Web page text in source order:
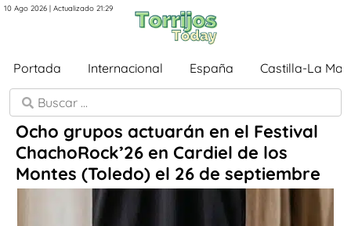
10 Ago 2026 | Actualizado 21:29
Portada Internacional España Castilla-La
Ocho grupos actuarán en el Festival
ChachoRock’26 en Cardiel de los
Montes (Toledo) el 26 de septiembre